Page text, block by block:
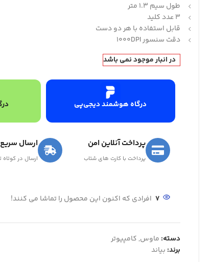
طول سیم 1.3 متر
3 عدد کلید
قابل استفاده با هر دو دست
دقت سنسور 1000DPI
در انبار موجود نمی باشد
درگاه هوشمند دیجی‌پی
پرداخت آنلاین امن
پرداخت با کارت های شتاب
ارسال سریع
ارسال در کوتاه
7 افرادی که اکنون این محصول را تماشا می کنند!
دسته: ماوس, کامپیوتر
برند: بیاند